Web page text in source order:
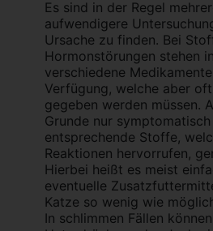
Es sind in der Regel
aufwendigere
Ursache zu finden. Bei
Hormonstörungen stehen
verschiedene
Verfügung, welche aber
gegeben werden müssen.
Grunde nur
entsprechende Stoffe,
Reaktionen hervorrufen,
Hierbei heißt es meist
eventuelle
Katze so wenig wie
In schlimmen Fällen